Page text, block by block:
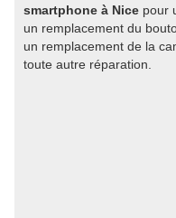
smartphone à Nice pour
un remplacement du
un remplacement de la
toute autre réparation.